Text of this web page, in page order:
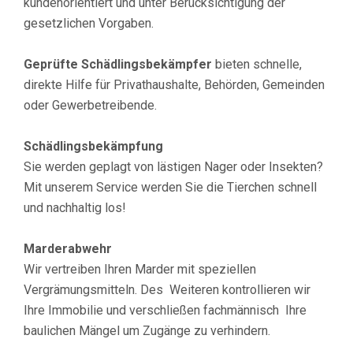
gesetzlichen Vorgaben.
Geprüfte Schädlingsbekämpfer bieten schnelle,
direkte Hilfe für Privathaushalte, Behörden, Gemeinden
oder Gewerbetreibende.
Schädlingsbekämpfung
Sie werden geplagt von lästigen Nager oder Insekten?
Mit unserem Service werden Sie die Tierchen schnell
und nachhaltig los!
Marderabwehr
Wir vertreiben Ihren Marder mit speziellen
Vergrämungsmitteln. Des Weiteren kontrollieren wir
Ihre Immobilie und verschließen fachmännisch Ihre
baulichen Mängel um Zugänge zu verhindern.